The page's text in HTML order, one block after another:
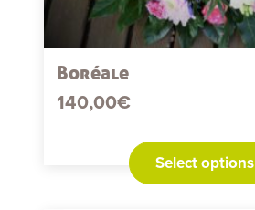
Boréale
140,00€
Select options